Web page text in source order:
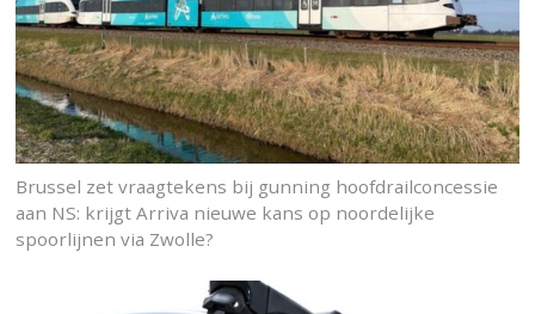
Brussel zet vraagtekens bij gunning hoofdrailconcessie
aan NS: krijgt Arriva nieuwe kans op noordelijke
spoorlijnen via Zwolle?